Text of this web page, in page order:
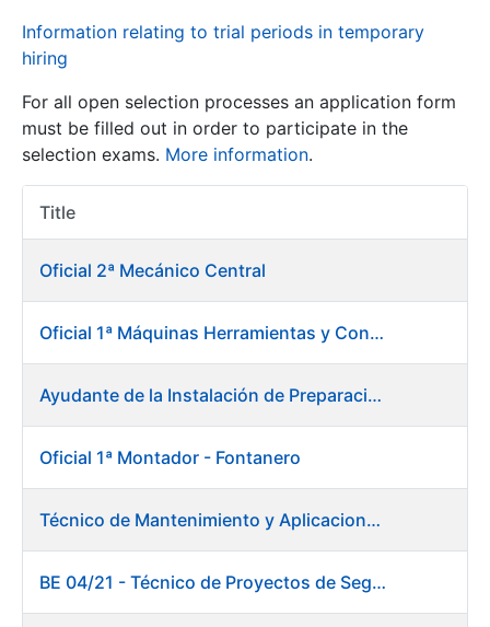
Show/Hide
Show/Hide
Show/Hide
Information relating to trial periods in temporary
hiring
For all open selection processes an application form
must be filled out in order to participate in the
selection exams. More information.
Title
Item
Oficial 2ª Mecánico Central
Oficial 1ª Máquinas Herramientas y Control Numérico
Ayudante de la Instalación de Preparación de Pastas
Oficial 1ª Montador - Fontanero
Técnico de Mantenimiento y Aplicaciones Industriales
BE 04/21 - Técnico de Proyectos de Seguridad